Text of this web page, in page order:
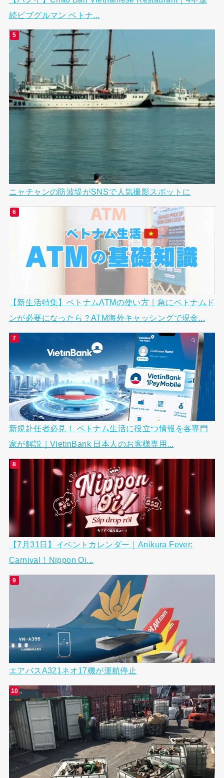
続ビブグルマン ベトナ...
ニャチャンの防波堤がSNSで人気撮影スポットに
【新生活特集】ベトナムATMの使い方｜急にベトナムド
ンが必要になったら？ATM海外キャッシングで現金...
新規赴任者必見！ ベトナム生活に役立つ情報を各専門
家が解説｜VietinBank 日本人のお客様専用...
【7月31日】イベントカレンダー｜Anikura Fever:
Carnival！Nippon Oi...
エアバスA321ネオ17機が運航停止